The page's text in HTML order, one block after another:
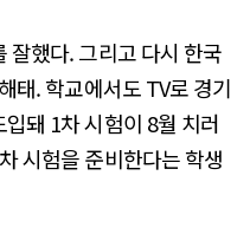
잘했다. 그리고 다시 한국
태. 학교에서도 TV로 경기
돼 1차 시험이 8월 치러
시험을 준비한다는 학생